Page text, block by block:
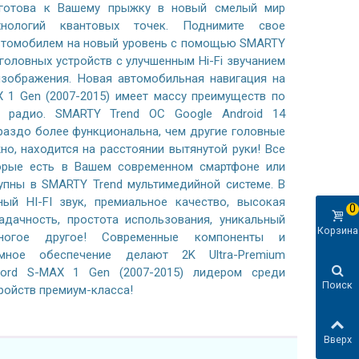
к Вашему прыжку в новый смелый мир
квантовых точек. Поднимите свое
на новый уровень с помощью SMARTY
устройств с улучшенным Hi-Fi звучанием
Новая автомобильная навигация на
Gen (2007-2015) имеет массу преимуществ по
радио. SMARTY Trend ОС Google Android 14
более функциональна, чем другие головные
находится на расстоянии вытянутой руки! Все
есть в Вашем современном смартфоне или
в SMARTY Trend мультимедийной системе. В
HI-FI звук, премиальное качество, высокая
простота использования, уникальный
другое! Современные компоненты и
обеспечение делают 2K Ultra-Premium
S-MAX 1 Gen (2007-2015) лидером среди
премиум-класса!
Корзина
0
Поиск
Вверх